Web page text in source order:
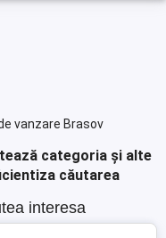
vanzare Brasov
categoria și alte
căutarea
interesa